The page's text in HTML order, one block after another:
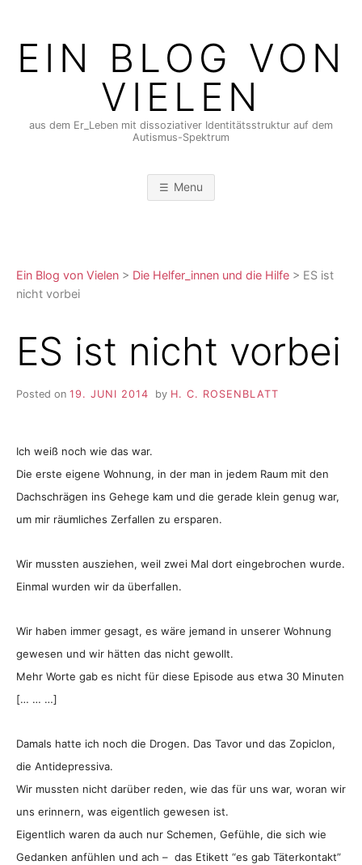
contentEIN BLOG VON
VIELEN
aus dem Er_Leben mit dissoziativer Identitätsstruktur auf dem
Autismus-Spektrum
Menu
Ein Blog von Vielen > Die Helfer_innen und die Hilfe > ES ist
nicht vorbei
ES ist nicht vorbei
Posted on 19. JUNI 2014 by H. C. ROSENBLATT
Ich weiß noch wie das war.
Die erste eigene Wohnung, in der man in jedem Raum mit den
Dachschrägen ins Gehege kam und die gerade klein genug war,
um mir räumliches Zerfallen zu ersparen.
Wir mussten ausziehen, weil zwei Mal dort eingebrochen wurde.
Einmal wurden wir da überfallen.
Wir haben immer gesagt, es wäre jemand in unserer Wohnung
gewesen und wir hätten das nicht gewollt.
Mehr Worte gab es nicht für diese Episode aus etwa 30 Minuten
[… … …]
Damals hatte ich noch die Drogen. Das Tavor und das Zopiclon,
die Antidepressiva.
Wir mussten nicht darüber reden, wie das für uns war, woran wir
uns erinnern, was eigentlich gewesen ist.
Eigentlich waren da auch nur Schemen, Gefühle, die sich wie
Gedanken anfühlen und ach – das Etikett “es gab Täterkontakt”